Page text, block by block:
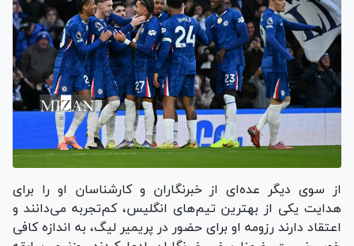
از سوی دیگر عده‌ای از خبرنگاران و کارشناسان او را برای
هدایت یکی از بهترین تیم‌های انگلیس، کم‌تجربه می‌دانند و
اعتقاد دارند رزومه او برای حضور در پریمیر لیگ، به اندازه کافی